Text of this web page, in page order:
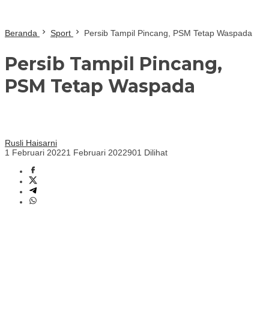
Beranda Sport Persib Tampil Pincang, PSM Tetap Waspada
Persib Tampil Pincang,
PSM Tetap Waspada
Rusli Haisarni
1 Februari 20221 Februari 2022901 Dilihat